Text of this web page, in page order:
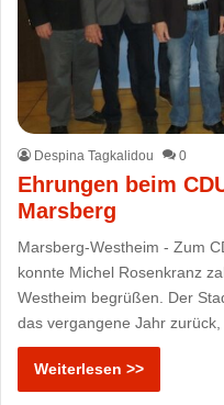
Despina Tagkalidou 0
Ehrungen beim
Marsberg
Marsberg-Westheim - Zum
konnte Michel Rosenkranz
Westheim begrüßen. Der
das vergangene Jahr
Weiterlesen >>